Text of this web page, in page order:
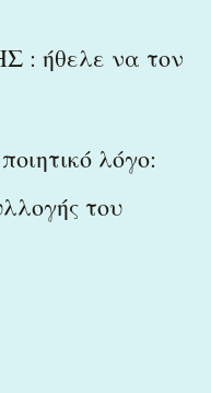
: ήθελε να τον
λόγο:
του